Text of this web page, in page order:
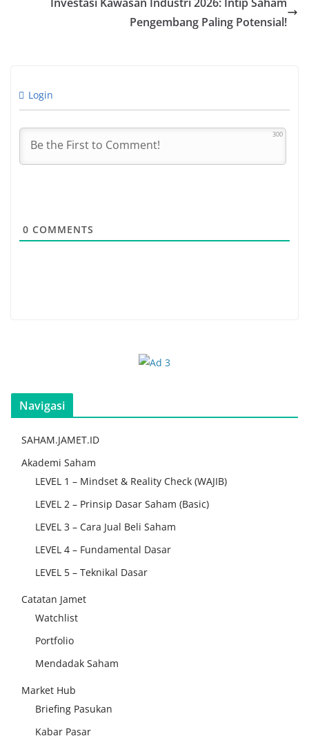
Pengembang Paling Potensial!
Login
300
0 COMMENTS
Navigasi
SAHAM.JAMET.ID
Akademi Saham
LEVEL 1 – Mindset & Reality Check (WAJIB)
LEVEL 2 – Prinsip Dasar Saham (Basic)
LEVEL 3 – Cara Jual Beli Saham
LEVEL 4 – Fundamental Dasar
LEVEL 5 – Teknikal Dasar
Catatan Jamet
Watchlist
Portfolio
Mendadak Saham
Market Hub
Briefing Pasukan
Kabar Pasar